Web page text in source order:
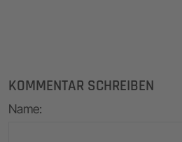
KOMMENTAR SCHREIBEN
Name: